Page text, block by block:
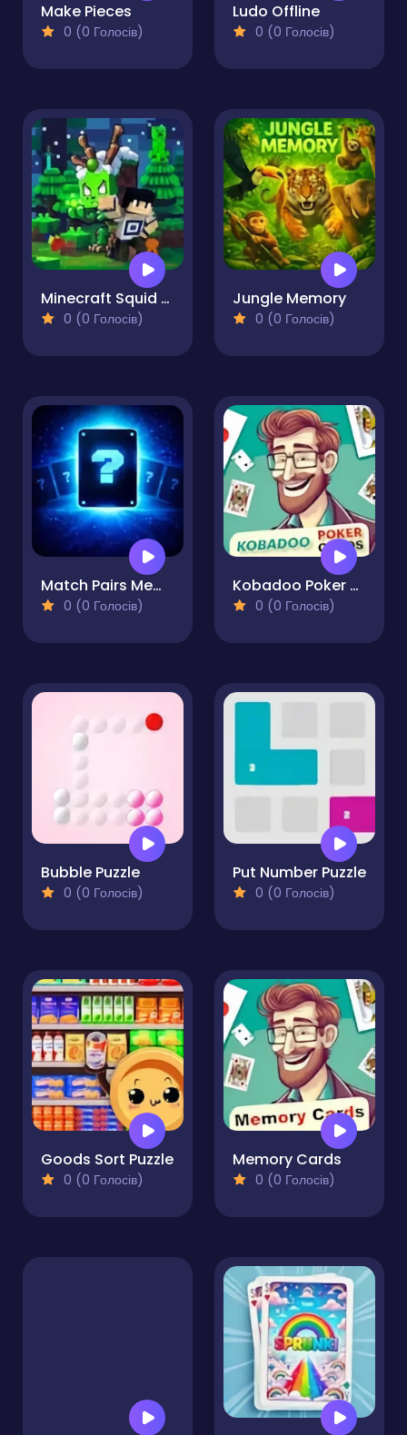
Make Pieces
0 (0 Голосів)
Ludo Offline
0 (0 Голосів)
Minecraft Squid Anomaly
0 (0 Голосів)
Jungle Memory
0 (0 Голосів)
Match Pairs Memory Challenge
0 (0 Голосів)
Kobadoo Poker Cards
0 (0 Голосів)
Bubble Puzzle
0 (0 Голосів)
Put Number Puzzle
0 (0 Голосів)
Goods Sort Puzzle
0 (0 Голосів)
Memory Cards
0 (0 Голосів)